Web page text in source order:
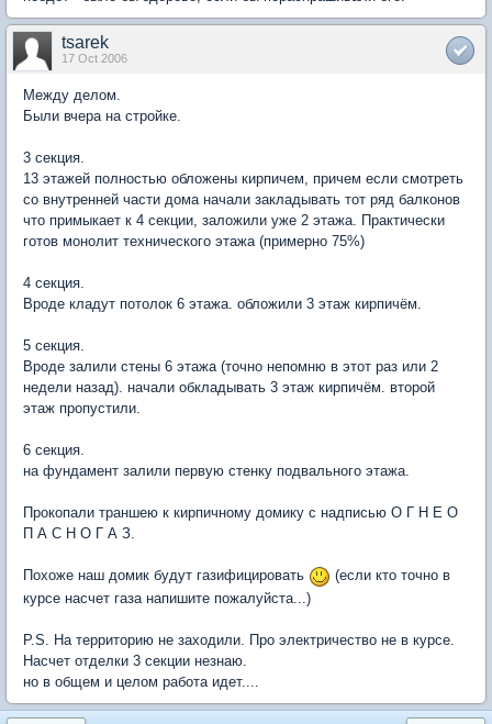
tsarek
17 Oct 2006
Между делом.
Были вчера на стройке.
3 секция.
13 этажей полностью обложены кирпичем, причем если смотреть
со внутренней части дома начали закладывать тот ряд балконов
что примыкает к 4 секции, заложили уже 2 этажа. Практически
готов монолит технического этажа (примерно 75%)
4 секция.
Вроде кладут потолок 6 этажа. обложили 3 этаж кирпичём.
5 секция.
Вроде залили стены 6 этажа (точно непомню в этот раз или 2
недели назад). начали обкладывать 3 этаж кирпичём. второй
этаж пропустили.
6 секция.
на фундамент залили первую стенку подвального этажа.
Прокопали траншею к кирпичному домику с надписью О Г Н Е О
П А С Н О Г А З.
Похоже наш домик будут газифицировать
(если кто точно в
курсе насчет газа напишите пожалуйста...)
P.S. На территорию не заходили. Про электричество не в курсе.
Насчет отделки 3 секции незнаю.
но в общем и целом работа идет....